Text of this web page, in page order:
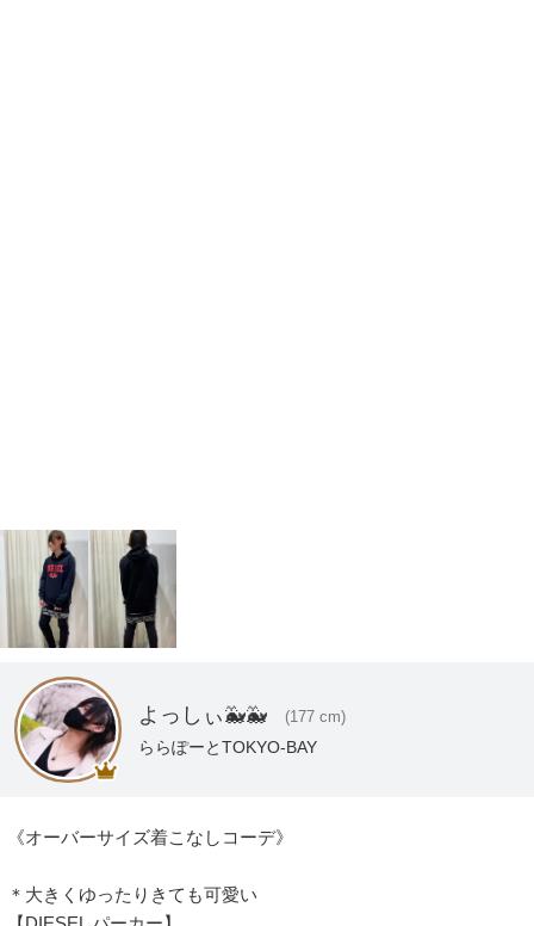
よっしぃ🐳🐳 (177 cm)
ららぽーとTOKYO-BAY
《オーバーサイズ着こなしコーデ》
＊大きくゆったりきても可愛い